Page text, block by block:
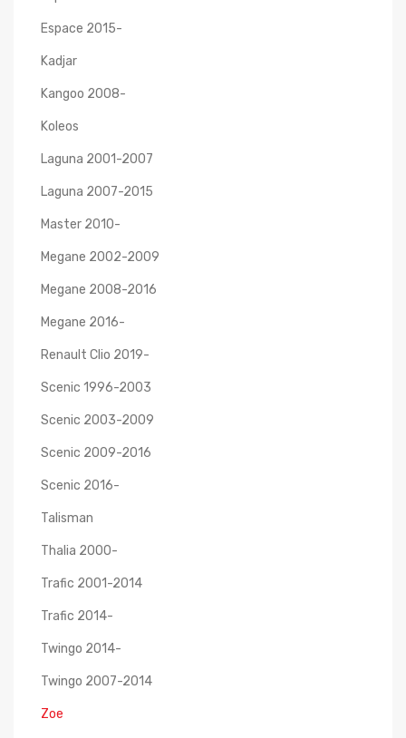
Espace 2015-
Kadjar
Kangoo 2008-
Koleos
Laguna 2001-2007
Laguna 2007-2015
Master 2010-
Megane 2002-2009
Megane 2008-2016
Megane 2016-
Renault Clio 2019-
Scenic 1996-2003
Scenic 2003-2009
Scenic 2009-2016
Scenic 2016-
Talisman
Thalia 2000-
Trafic 2001-2014
Trafic 2014-
Twingo 2014-
Twingo 2007-2014
Zoe